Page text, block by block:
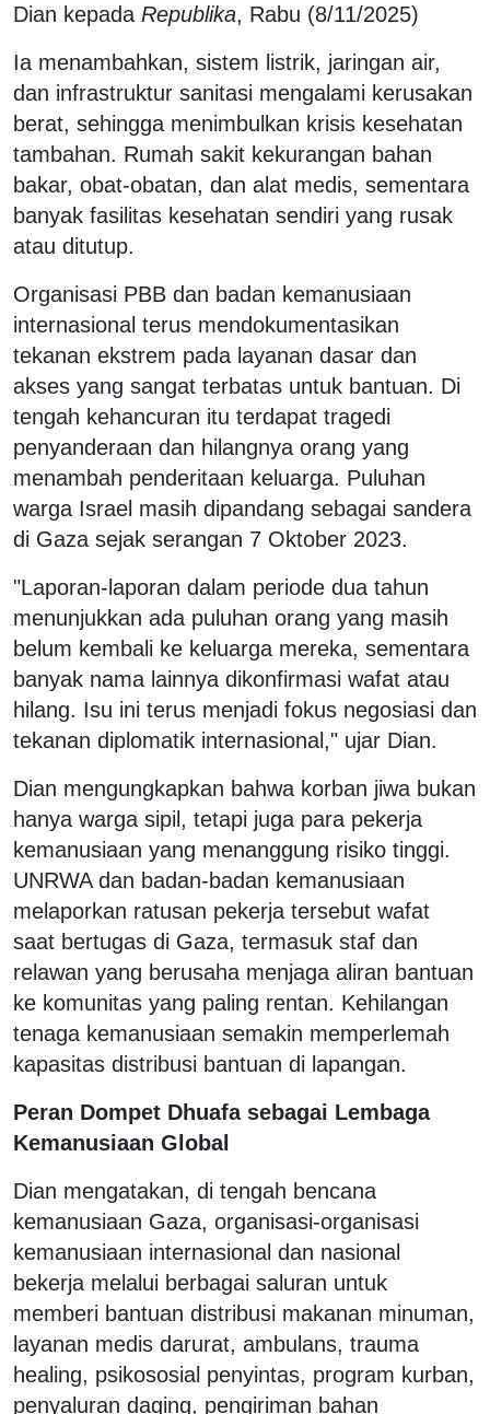
Dian kepada Republika, Rabu (8/11/2025)
Ia menambahkan, sistem listrik, jaringan air,
dan infrastruktur sanitasi mengalami kerusakan
berat, sehingga menimbulkan krisis kesehatan
tambahan. Rumah sakit kekurangan bahan
bakar, obat-obatan, dan alat medis, sementara
banyak fasilitas kesehatan sendiri yang rusak
atau ditutup.
Organisasi PBB dan badan kemanusiaan
internasional terus mendokumentasikan
tekanan ekstrem pada layanan dasar dan
akses yang sangat terbatas untuk bantuan. Di
tengah kehancuran itu terdapat tragedi
penyanderaan dan hilangnya orang yang
menambah penderitaan keluarga. Puluhan
warga Israel masih dipandang sebagai sandera
di Gaza sejak serangan 7 Oktober 2023.
"Laporan-laporan dalam periode dua tahun
menunjukkan ada puluhan orang yang masih
belum kembali ke keluarga mereka, sementara
banyak nama lainnya dikonfirmasi wafat atau
hilang. Isu ini terus menjadi fokus negosiasi dan
tekanan diplomatik internasional," ujar Dian.
Dian mengungkapkan bahwa korban jiwa bukan
hanya warga sipil, tetapi juga para pekerja
kemanusiaan yang menanggung risiko tinggi.
UNRWA dan badan-badan kemanusiaan
melaporkan ratusan pekerja tersebut wafat
saat bertugas di Gaza, termasuk staf dan
relawan yang berusaha menjaga aliran bantuan
ke komunitas yang paling rentan. Kehilangan
tenaga kemanusiaan semakin memperlemah
kapasitas distribusi bantuan di lapangan.
Peran Dompet Dhuafa sebagai Lembaga
Kemanusiaan Global
Dian mengatakan, di tengah bencana
kemanusiaan Gaza, organisasi-organisasi
kemanusiaan internasional dan nasional
bekerja melalui berbagai saluran untuk
memberi bantuan distribusi makanan minuman,
layanan medis darurat, ambulans, trauma
healing, psikososial penyintas, program kurban,
penyaluran daging, pengiriman bahan